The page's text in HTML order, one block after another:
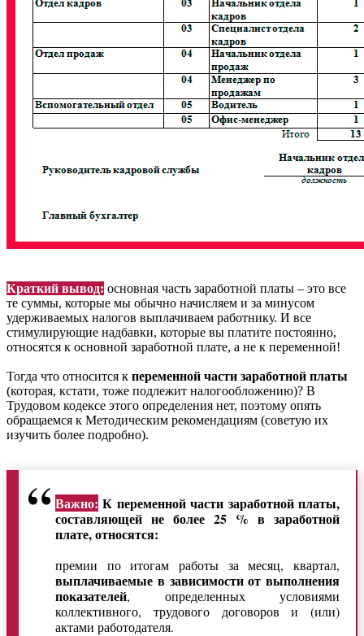
Краткий вывод: основная часть заработной платы – это все
те суммы, которые мы обычно начисляем и за минусом
удерживаемых налогов выплачиваем работнику. И все
стимулирующие надбавки, которые вы платите постоянно,
относятся к основной заработной плате, а не к переменной!
Тогда что относится к переменной части заработной платы
(которая, кстати, тоже подлежит налогообложению)? В
Трудовом кодексе этого определения нет, поэтому опять
обращаемся к Методическим рекомендациям (советую их
изучить более подробно).
Важно: К переменной части заработной платы,
составляющей не более 25 % в заработной
плате, относятся:
премии по итогам работы за месяц, квартал,
выплачиваемые в зависимости от выполнения
показателей, определенных условиями
коллективного, трудового договоров и (или)
актами работодателя.